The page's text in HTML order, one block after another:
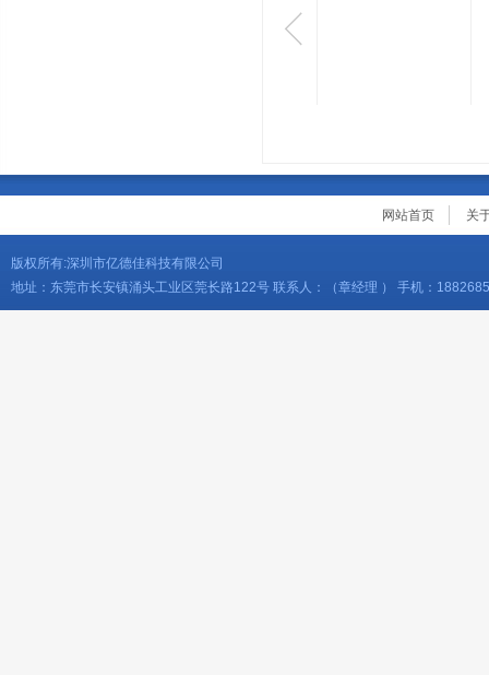
网站首页 关
版权所有:深圳市亿德佳科技有限公司
地址：东莞市长安镇涌头工业区莞长路122号 联系人：（章经理 ） 手机：